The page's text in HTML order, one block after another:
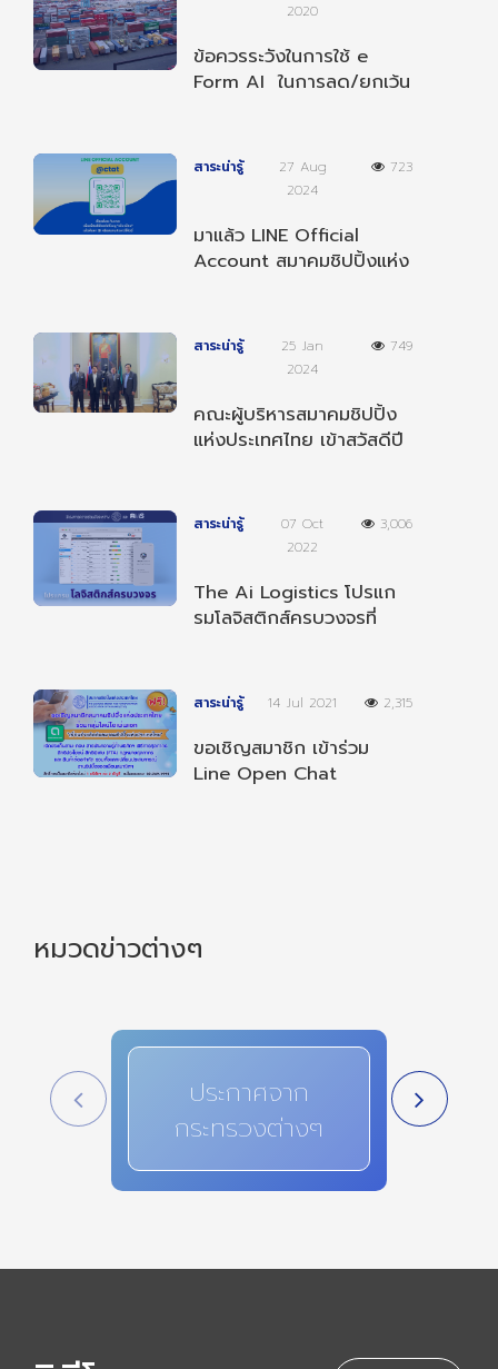
2020
ข้อควรระวังในการใช้ e
Form AI ในการลด/ยกเว้น
สาระน่ารู้
27 Aug
2024
723
มาแล้ว LINE Official
Account สมาคมชิปปิ้งแห่ง
สาระน่ารู้
25 Jan
2024
749
คณะผู้บริหารสมาคมชิปปิ้ง
แห่งประเทศไทย เข้าสวัสดีปี
สาระน่ารู้
07 Oct
2022
3,006
The Ai Logistics โปรแก
รมโลจิสติกส์ครบวงจรที่
สาระน่ารู้ 14 Jul 2021 2,315
ขอเชิญสมาชิก เข้าร่วม
Line Open Chat
หมวดข่าวต่างๆ
ประกาศจาก
กระทรวงต่างๆ